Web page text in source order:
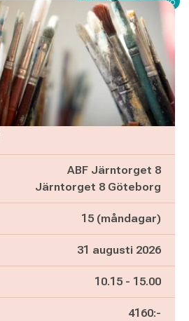
ABF Järntorget 8
Järntorget 8 Göteborg
15 (måndagar)
31 augusti 2026
Pågår mellan
10.15 - och
15.00
4160:-